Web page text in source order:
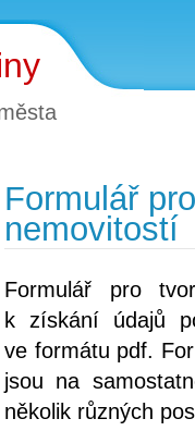
Formulář
nemovitostí
Formulář pro
k získání údajů
ve formátu pdf.
jsou na
několik různých